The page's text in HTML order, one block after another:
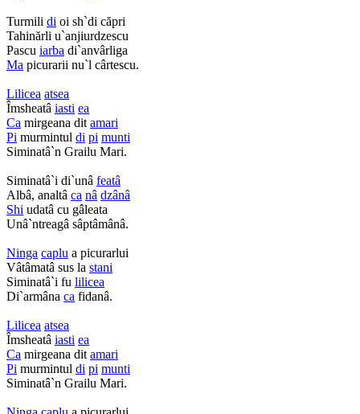
Turmili di oi sh`di căpri
Tahinărli u`anjiurdzescu
Pascu iarba di`anvârliga
Ma picurarii nu`l cârtescu.
Lilicea atsea
Îmsheatâ iasti ea
Ca mirgeana dit amari
Pi murmintul di pi munti
Siminatâ`n Grailu Mari.
Siminatâ`i di`unâ featâ
Albâ, analtâ ca nâ dzânâ
Shi udatâ cu gâleata
Unâ`ntreagâ sâptâmânâ.
Ninga caplu a picurarlui
Vâtâmatâ sus la stani
Siminatâ`i fu lilicea
Di`armâna ca fidanâ.
Lilicea atsea
Îmsheatâ iasti ea
Ca mirgeana dit amari
Pi murmintul di pi munti
Siminatâ`n Grailu Mari.